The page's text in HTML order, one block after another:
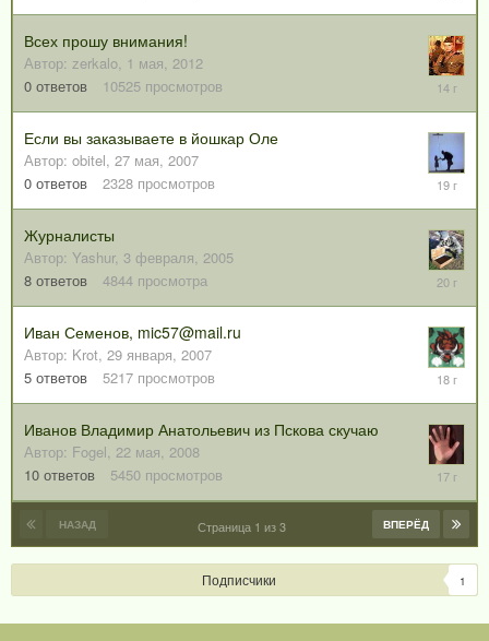
2009
Всех прошу внимания!
Автор: zerkalo, 1 мая, 2012
0 ответов 10525 просмотров
2012
Если вы заказываете в йошкар Оле
Автор: obitel, 27 мая, 2007
0 ответов 2328 просмотров
27
2007
Журналисты
Автор: Yashur, 3 февраля, 2005
8 ответов 4844 просмотра
2005
Иван Семенов, mic57@mail.ru
Автор: Krot, 29 января, 2007
5 ответов 5217 просмотров
2007
Иванов Владимир Анатольевич из Пскова скучаю
Автор: Fogel, 22 мая, 2008
10 ответов 5450 просмотров
11
2008
НАЗАД ВПЕРЁД
Страница 1 из 3
Подписчики 1